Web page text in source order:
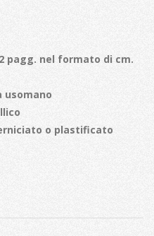
pagg. nel formato di cm.
o plastificato